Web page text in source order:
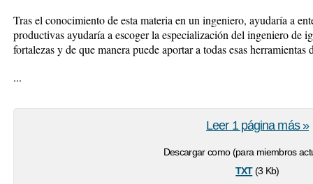
Tras el conocimiento de esta materia en un ingeniero, ayudaría a
productivas ayudaría a escoger la especialización del ingeniero de
fortalezas y de que manera puede aportar a todas esas herramientas
...
Descargar como (para miembros
txt(3 Kb)
Leer 1 página más »